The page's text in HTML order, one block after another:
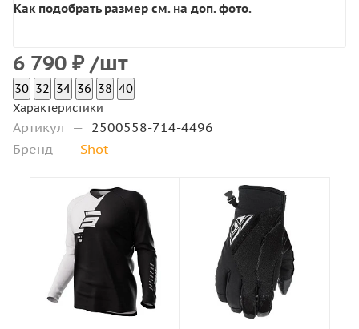
Как подобрать размер см. на доп. фото.
6 790 ₽ /шт
30 32 34 36 38 40
Характеристики
Артикул — 2500558-714-4496
Бренд — Shot